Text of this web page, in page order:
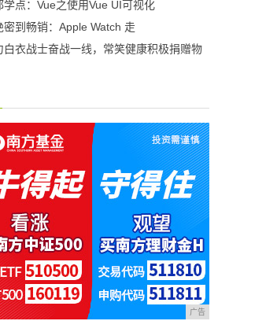
学点：Vue之使用Vue UI可视化
密到畅销：Apple Watch 走
白衣战士奋战一线，常笑健康积极捐赠物
广告